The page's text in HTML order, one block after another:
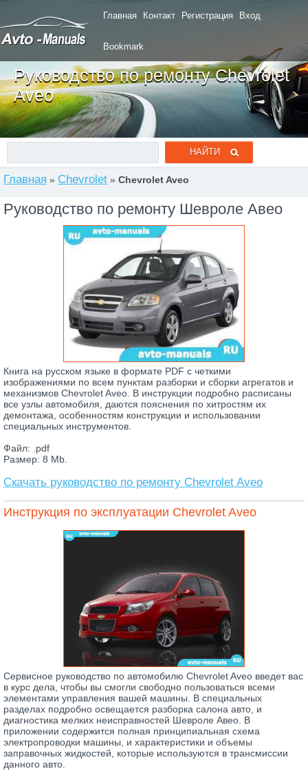
Главная Контакт Регистрация Вход
Bookmark
Руководство по ремонту Chevrolet
Aveo
Главная » Chevrolet » Chevrolet Aveo
Руководство по ремонту Шевроле Авео
Книга на русском языке в формате PDF с четкими
изображениями по всем пунктам разборки и сборки агрегатов и
механизмов Chevrolet Aveo. В инструкции подробно расписаны
все узлы автомобиля, даются пояснения по хитростям их
демонтажа, особенностям конструкции и использовании
специальных инструментов.
Файл: .pdf
Размер: 8 Mb.
Скачать руководство по ремонту Chevrolet Aveo
Инструкция по эксплуатации Chevrolet Aveo
Сервисное руководство по автомобилю Chevrolet Aveo введет вас
в курс дела, чтобы вы смогли свободно пользоваться всеми
элементами управления вашей машины. В специальных
разделах подробно освещается разборка салона авто, и
диагностика мелких неисправностей Шевроле Авео. В
приложении содержится полная принципиальная схема
электропроводки машины, и характеристики и объемы
заправочных жидкостей, которые используются в трансмиссии
данного авто.